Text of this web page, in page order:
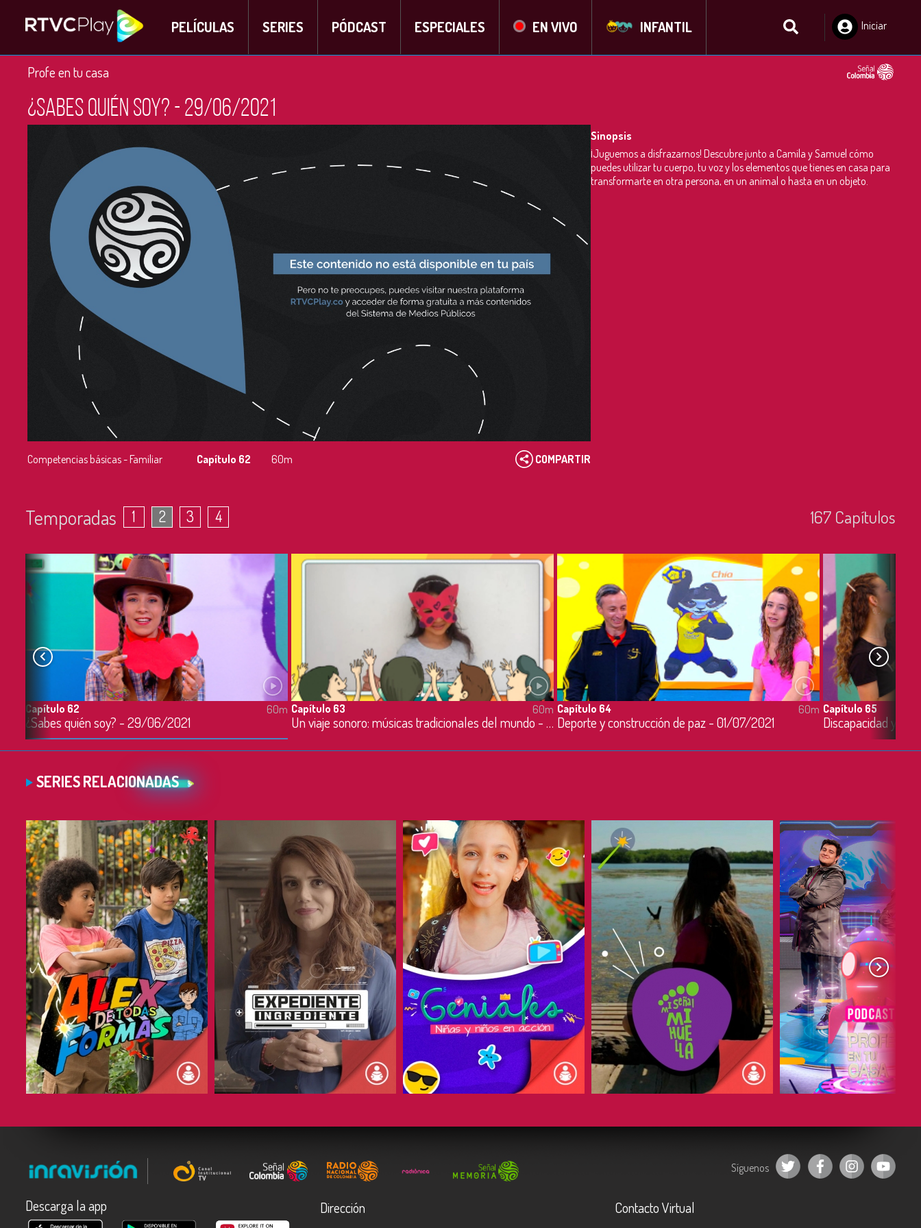
PELÍCULAS SERIES PÓDCAST ESPECIALES EN VIVO INFANTIL
Iniciar
Profe en tu casa
¿Sabes quién soy? - 29/06/2021
Competencias básicas - Familiar Capítulo 62 60m COMPARTIR
Sinopsis
¡Juguemos a disfrazarnos! Descubre junto a Camila y Samuel cómo
puedes utilizar tu cuerpo, tu voz y los elementos que tienes en casa para
transformarte en otra persona, en un animal o hasta en un objeto.
Temporadas 1 2 3 4 167 Capí­tulos
Capítulo 62
¿Sabes quién soy? - 29/06/2021
60m Capítulo 63
Un viaje sonoro: músicas tradicionales del mundo - 30/06/2021
60m Capítulo 64
Deporte y construcción de paz - 01/07/2021
60m Capítulo 65
Discapacidad y
SERIES RELACIONADAS
COMPARTIR COMPARTIR COMPARTIR COMPARTIR COMPARTIR
Síguenos
Descarga la app Dirección Contacto Virtual